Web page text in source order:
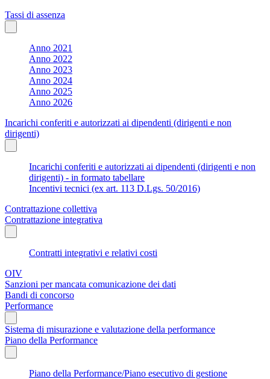
Tassi di assenza
Anno 2021
Anno 2022
Anno 2023
Anno 2024
Anno 2025
Anno 2026
Incarichi conferiti e autorizzati ai dipendenti (dirigenti e non
dirigenti)
Incarichi conferiti e autorizzati ai dipendenti (dirigenti e non
dirigenti) - in formato tabellare
Incentivi tecnici (ex art. 113 D.Lgs. 50/2016)
Contrattazione collettiva
Contrattazione integrativa
Contratti integrativi e relativi costi
OIV
Sanzioni per mancata comunicazione dei dati
Bandi di concorso
Performance
Sistema di misurazione e valutazione della performance
Piano della Performance
Piano della Performance/Piano esecutivo di gestione